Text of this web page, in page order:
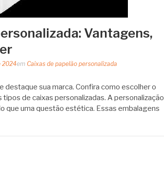
Vantagens,
2024em Caixas de papelão personalizada
destaque sua marca. Confira como escolher o
de caixas personalizadas. A personalização
que uma questão estética. Essas embalagens